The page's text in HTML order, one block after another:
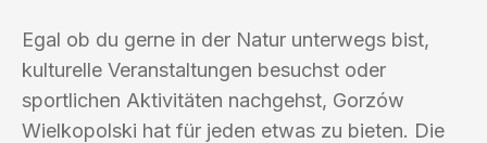
Egal ob du gerne in der Natur unterwegs bist,
kulturelle Veranstaltungen besuchst oder
sportlichen Aktivitäten nachgehst, Gorzów
Wielkopolski hat für jeden etwas zu bieten. Die